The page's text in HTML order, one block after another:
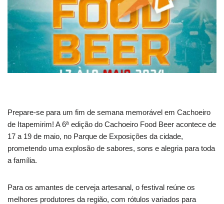
Prepare-se para um fim de semana memorável em Cachoeiro
de Itapemirim! A 6ª edição do Cachoeiro Food Beer acontece de
17 a 19 de maio, no Parque de Exposições da cidade,
prometendo uma explosão de sabores, sons e alegria para toda
a família.
Para os amantes de cerveja artesanal, o festival reúne os
melhores produtores da região, com rótulos variados para